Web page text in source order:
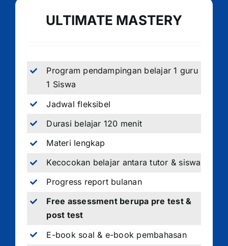
ULTIMATE MASTERY
Program pendampingan belajar 1 guru
1 Siswa
Jadwal fleksibel
Durasi belajar 120 menit
Materi lengkap
Kecocokan belajar antara tutor & siswa
Progress report bulanan
Free assessment berupa pre test &
post test
E-book soal & e-book pembahasan